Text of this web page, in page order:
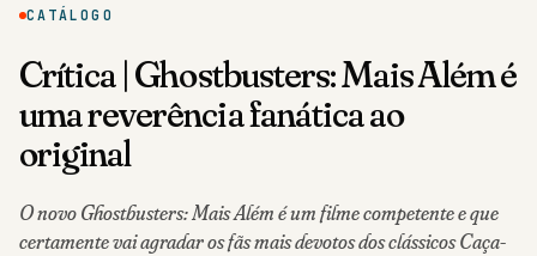
CATÁLOGO
Crítica | Ghostbusters: Mais Além é
uma reverência fanática ao
original
O novo Ghostbusters: Mais Além é um filme competente e que
certamente vai agradar os fãs mais devotos dos clássicos Caça-